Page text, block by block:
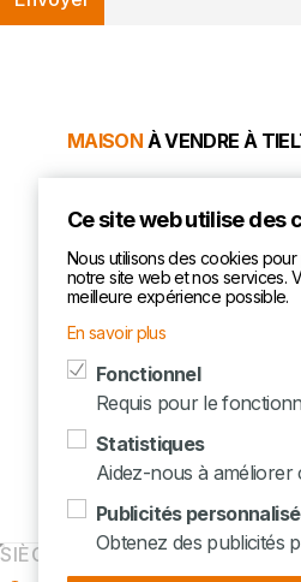
MAISON À VENDRE À
SIÈGE SOCIAL
Ce site web utilise des
Nous utilisons des cookies
notre site web et nos services.
meilleure expérience possible.
En savoir plus
Fonctionnel
Requis pour le
Statistiques
Aidez-nous à améliorer
Publicités
Obtenez des publicités